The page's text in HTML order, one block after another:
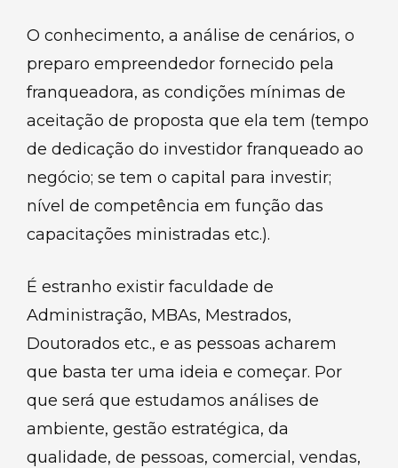
O conhecimento, a análise de cenários, o
preparo empreendedor fornecido pela
franqueadora, as condições mínimas de
aceitação de proposta que ela tem (tempo
de dedicação do investidor franqueado ao
negócio; se tem o capital para investir;
nível de competência em função das
capacitações ministradas etc.).
É estranho existir faculdade de
Administração, MBAs, Mestrados,
Doutorados etc., e as pessoas acharem
que basta ter uma ideia e começar. Por
que será que estudamos análises de
ambiente, gestão estratégica, da
qualidade, de pessoas, comercial, vendas,